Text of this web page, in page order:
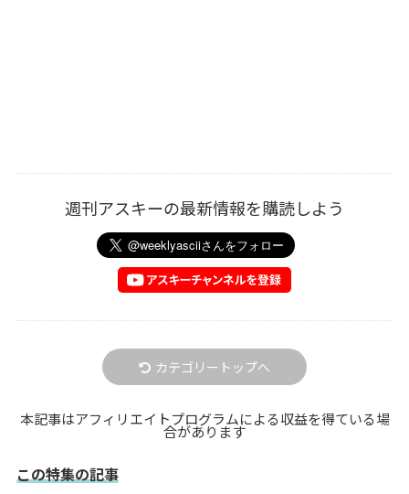
週刊アスキーの最新情報を購読しよう
カテゴリートップへ
本記事はアフィリエイトプログラムによる収益を得ている場
合があります
この特集の記事